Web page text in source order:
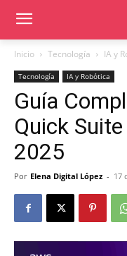
Inicio Tecnología IA y
Tecnología IA y Robótica
Guía
Quick
2025
Por Elena Digital López - 17